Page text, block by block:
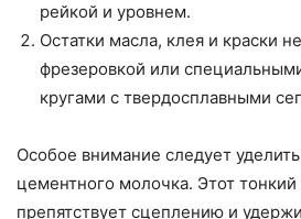
рейкой и уровнем.
Остатки масла, клея и краски
фрезеровкой или
кругами с твердосплавными
Особое внимание следует
цементного молочка. Этот
препятствует сцеплению и